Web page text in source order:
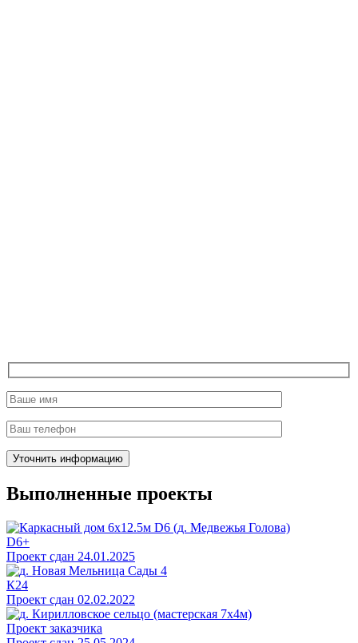
Выполненные проекты
D6+
Проект сдан 24.01.2025
К24
Проект сдан 02.02.2022
Проект заказчика